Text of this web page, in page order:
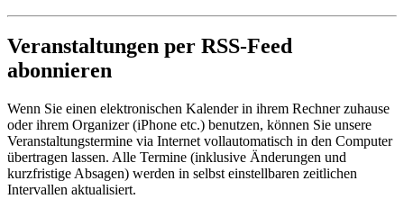
Veranstaltungen per RSS-Feed
abonnieren
Wenn Sie einen elektronischen Kalender in ihrem Rechner zuhause
oder ihrem Organizer (iPhone etc.) benutzen, können Sie unsere
Veranstaltungstermine via Internet vollautomatisch in den Computer
übertragen lassen. Alle Termine (inklusive Änderungen und
kurzfristige Absagen) werden in selbst einstellbaren zeitlichen
Intervallen aktualisiert.